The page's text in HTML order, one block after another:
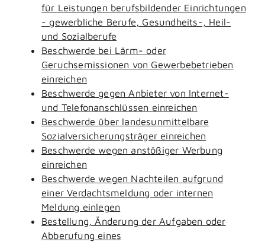
für Leistungen berufsbildender Einrichtungen
- gewerbliche Berufe, Gesundheits-, Heil-
und Sozialberufe
Beschwerde bei Lärm- oder
Geruchsemissionen von Gewerbebetrieben
einreichen
Beschwerde gegen Anbieter von Internet-
und Telefonanschlüssen einreichen
Beschwerde über landesunmittelbare
Sozialversicherungsträger einreichen
Beschwerde wegen anstößiger Werbung
einreichen
Beschwerde wegen Nachteilen aufgrund
einer Verdachtsmeldung oder internen
Meldung einlegen
Bestellung, Änderung der Aufgaben oder
Abberufung eines